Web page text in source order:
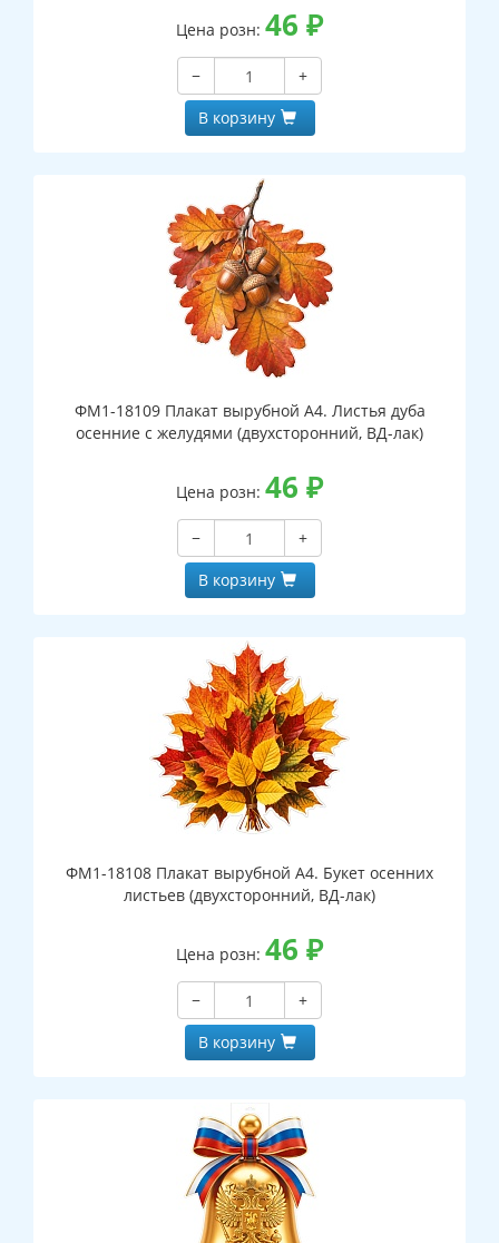
Цена розн: 46 ₽
−
+
В корзину
ФМ1-18109 Плакат вырубной А4. Листья дуба
осенние с желудями (двухсторонний, ВД-лак)
Цена розн: 46 ₽
−
+
В корзину
ФМ1-18108 Плакат вырубной А4. Букет осенних
листьев (двухсторонний, ВД-лак)
Цена розн: 46 ₽
−
+
В корзину